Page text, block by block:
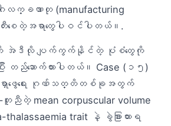
ါလက္ခဏာတု (manufacturing
းစေတဲ့အရာတွေပါဝင်ပါတယ်။.
ကို အဲဒီလို ပျက်ကွက်နိုင်တဲ့ ပုံစံတွေကို
း တည်ဆောက်ထားပါတယ်။ Case (၁၅)
ဂါရှာဖွေရေး ဂုဏ်သတ္တိတစ်ခုအတွက်
တူညီတဲ့ mean corpuscular volume
trait နဲ့ ခွဲခြားထားရ